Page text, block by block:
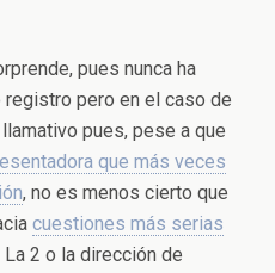
pues nunca ha
pero en el caso de
pues, pese a que
que más veces
, no es menos cierto que
cuestiones más serias
2 o la dirección de